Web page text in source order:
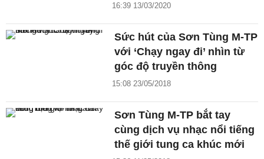
16:39 13/03/2020
Sức hút của Sơn Tùng M-TP
với ‘Chạy ngay đi’ nhìn từ
góc độ truyền thông
15:08 23/05/2018
Sơn Tùng M-TP bắt tay
cùng dịch vụ nhạc nổi tiếng
thế giới tung ca khúc mới